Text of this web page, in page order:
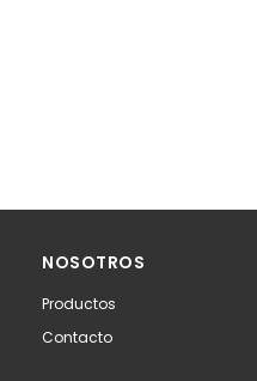
NOSOTROS
Productos
Contacto